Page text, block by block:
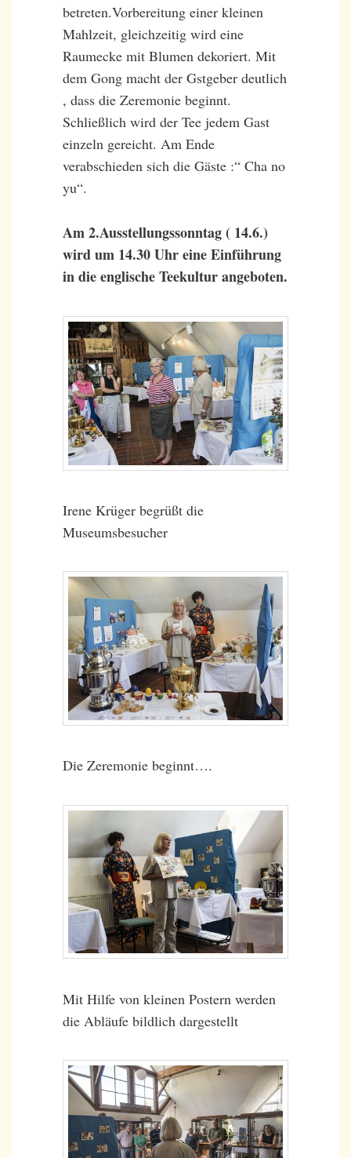
betreten.Vorbereitung einer kleinen
Mahlzeit, gleichzeitig wird eine
Raumecke mit Blumen dekoriert. Mit
dem Gong macht der Gstgeber deutlich
, dass die Zeremonie beginnt.
Schließlich wird der Tee jedem Gast
einzeln gereicht. Am Ende
verabschieden sich die Gäste :“ Cha no
yu“.
Am 2.Ausstellungssonntag ( 14.6.)
wird um 14.30 Uhr eine Einführung
in die englische Teekultur angeboten.
Irene Krüger begrüßt die
Museumsbesucher
Die Zeremonie beginnt….
Mit Hilfe von kleinen Postern werden
die Abläufe bildlich dargestellt